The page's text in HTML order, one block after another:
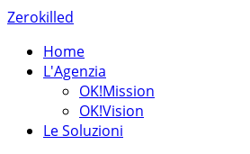
Zerokilled
Home
L'Agenzia
OK!Mission
OK!Vision
Le Soluzioni